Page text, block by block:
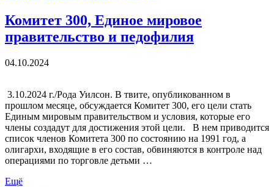
Комитет 300, Единое мировое
правительство и педофилия
04.10.2024
3.10.2024 г./Рода Уилсон. В твите, опубликованном в
прошлом месяце, обсуждается Комитет 300, его цели стать
Единым мировым правительством и условия, которые его
члены создадут для достижения этой цели. В нем приводится
список членов Комитета 300 по состоянию на 1991 год, а
олигархи, входящие в его состав, обвиняются в контроле над
операциями по торговле детьми …
Ещё